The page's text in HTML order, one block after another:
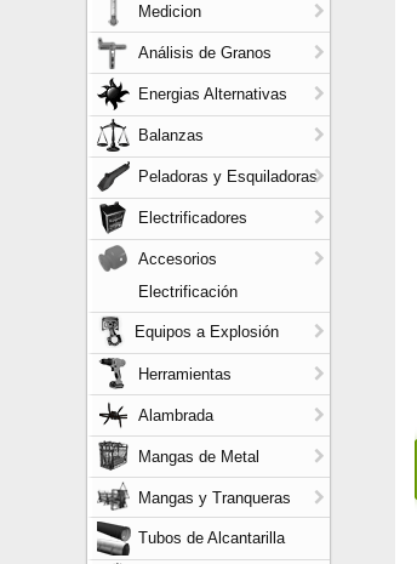
Medicion
Análisis de Granos
Energias Alternativas
Balanzas
Peladoras y Esquiladoras
Electrificadores
Accesorios
Electrificación
Equipos a Explosión
Herramientas
Alambrada
Mangas de Metal
Mangas y Tranqueras
Tubos de Alcantarilla